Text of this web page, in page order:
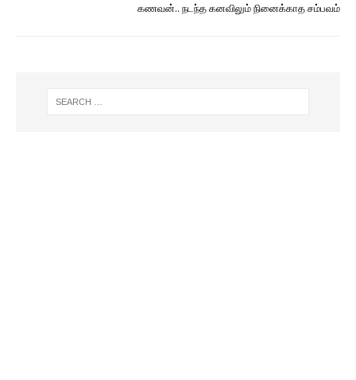
கணவன்.. நடந்த கனவிலும் நினைக்காத சம்பவம்